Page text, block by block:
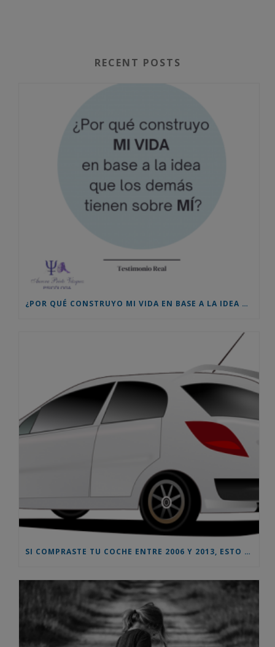
RECENT POSTS
¿POR QUÉ CONSTRUYO MI VIDA EN BASE A LA IDEA QUE LOS DEMÁS TIENEN SOBRE MÍ? TESTIMONIO REAL
SI COMPRASTE TU COCHE ENTRE 2006 Y 2013, ESTO TE INTERESA – AHORA PUEDES RECLAMAR UNA INDEMNIZACION EN TORNO AL 10% DEL PRECIO DE COMPRA DEL VEHICULO